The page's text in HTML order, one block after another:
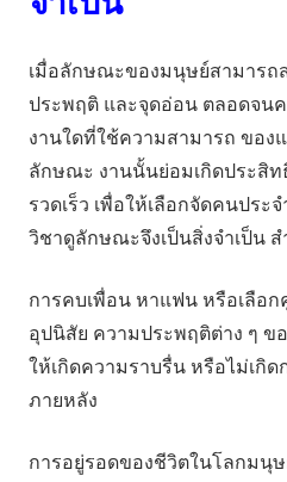
เมื่อลักษณะของมนุษย์สามารถ
ประพฤติ และจุดอ่อน ตลอดจน
งานใดที่ใช้ความสามารถ ของ
ลักษณะ งานนั้นย่อมเกิดประสิท
รวดเร็ว เพื่อให้เลือกจัดคนประ
วิชาดูลักษณะจึงเป็นสิ่งจําเป็น
การคบเพื่อน หาแฟน หรือเลือ
อุปนิสัย ความประพฤติต่าง ๆ
ให้เกิดความราบรื่น หรือไม่เกิด
ภายหลัง
การอยู่รอดของชีวิตในโลกมนุ